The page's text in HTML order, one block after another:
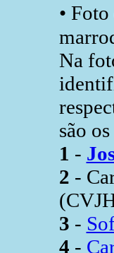
•
Na
são
1 -
2 -
3 -
4 -